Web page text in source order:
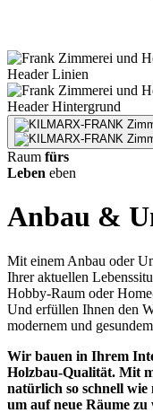
Raum fürs
Leben eben
Anbau &
Mit einem Anbau oder
Ihrer aktuellen
Hobby-Raum oder
Und erfüllen Ihnen den
modernem und
Wir bauen in Ihrem
Holzbau-Qualität. Mit
natürlich so schnell
um auf neue Räume zu